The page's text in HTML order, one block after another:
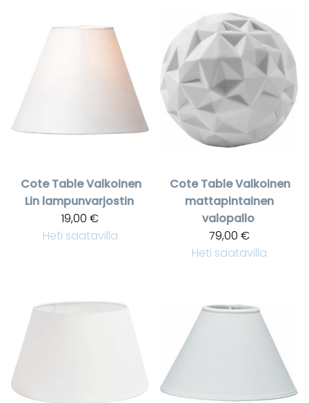
Cote TableValkoinen
Lin lampunvarjostin
19,00 €
Heti saatavilla
Cote TableValkoinen
mattapintainen
valopallo
79,00 €
Heti saatavilla